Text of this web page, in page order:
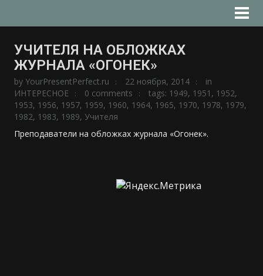
УЧИТЕЛЯ НА ОБЛОЖКАХ
ЖУРНАЛА «ОГОНЕК»
by YourPresentPerfect.ru 22 ноября, 2014
in
ИНТЕРЕСНОЕ
0 comments tags: 1949, 1951 , 1952,
1953, 1956, 1957, 1959, 1960, 1964, 1965, 1970, 1978, 1979,
1982, 1983, 1989, Учителя
Преподаватели на обложках журнала «Огонек».